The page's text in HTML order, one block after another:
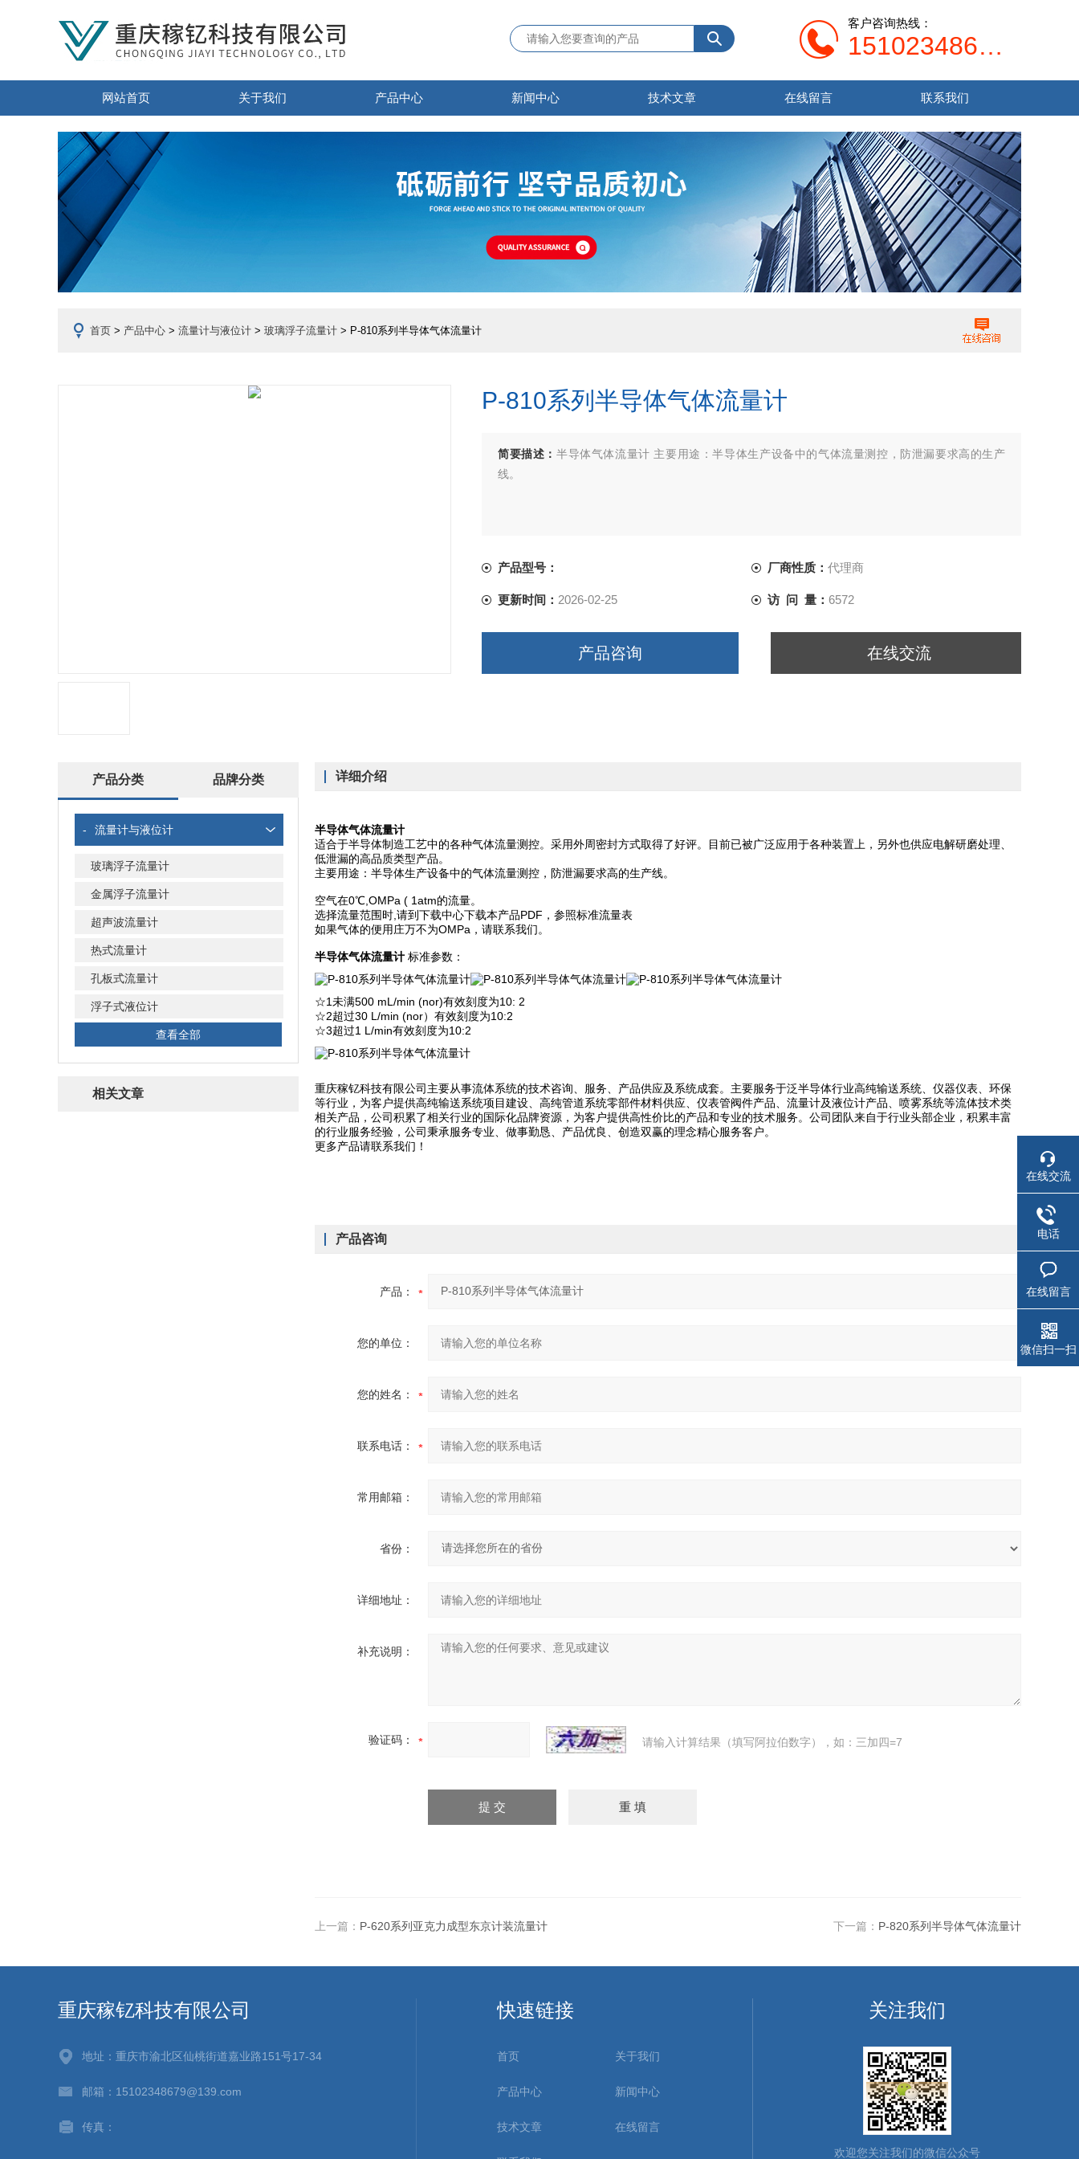
客户咨询热线：
15102348679
网站首页 关于我们 产品中心 新闻中心 技术文章 在线留言 联系我们
首页 > 产品中心 > 流量计与液位计 > 玻璃浮子流量计 > P-810系列半导体气体流量计
P-810系列半导体气体流量计
简要描述：半导体气体流量计 主要用途：半导体生产设备中的气体流量测控，防泄漏要求高的生产
线。
产品型号： 厂商性质： 代理商
更新时间： 2026-02-25 访 问 量： 6572
产品咨询 在线交流
产品分类 品牌分类
- 流量计与液位计
玻璃浮子流量计
金属浮子流量计
超声波流量计
热式流量计
孔板式流量计
浮子式液位计
查看全部
相关文章
详细介绍
半导体气体流量计
适合于半导体制造工艺中的各种气体流量测控。采用外周密封方式取得了好评。目前已被广泛应用于各种装置上，另外也供应电解研磨处理、
低泄漏的高品质类型产品。
主要用途：半导体生产设备中的气体流量测控，防泄漏要求高的生产线。
空气在0℃,OMPa ( 1atm的流量。
选择流量范围时,请到下载中心下载本产品PDF，参照标准流量表
如果气体的便用庄万不为OMPa，请联系我们。
半导体气体流量计 标准参数：
☆1未满500 mL/min (nor)有效刻度为10: 2
☆2超过30 L/min (nor）有效刻度为10:2
☆3超过1 L/min有效刻度为10:2
重庆稼钇科技有限公司主要从事流体系统的技术咨询、服务、产品供应及系统成套。主要服务于泛半导体行业高纯输送系统、仪器仪表、环保
等行业，为客户提供高纯输送系统项目建设、高纯管道系统零部件材料供应、仪表管阀件产品、流量计及液位计产品、喷雾系统等流体技术类
相关产品，公司积累了相关行业的国际化品牌资源，为客户提供高性价比的产品和专业的技术服务。公司团队来自于行业头部企业，积累丰富
的行业服务经验，公司秉承服务专业、做事勤恳、产品优良、创造双赢的理念精心服务客户。
更多产品请联系我们！
产品咨询
产品：
您的单位：
您的姓名：
联系电话：
常用邮箱：
省份：
详细地址：
补充说明：
验证码： 请输入计算结果（填写阿拉伯数字），如：三加四=7
上一篇： P-620系列亚克力成型东京计装流量计 下一篇： P-820系列半导体气体流量计
重庆稼钇科技有限公司
地址：重庆市渝北区仙桃街道嘉业路151号17-34
邮箱：15102348679@139.com
传真：
快速链接
首页 关于我们
产品中心 新闻中心
技术文章 在线留言
关注我们
欢迎您关注我们的微信公众号
在线交流
电话
在线留言
微信扫一扫